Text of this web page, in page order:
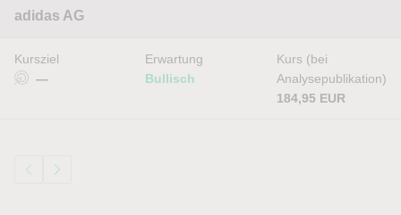
adidas AG
Kursziel
—
Erwartung
Bullisch
Kurs (bei
Analysepublikation)
184,95 EUR